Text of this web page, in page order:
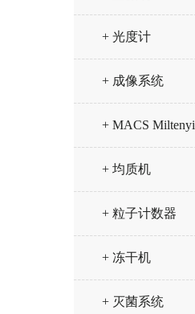
+ 光度计
+ 成像系统
+ MACS Miltenyi
+ 均质机
+ 粒子计数器
+ 冻干机
+ 灭菌系统